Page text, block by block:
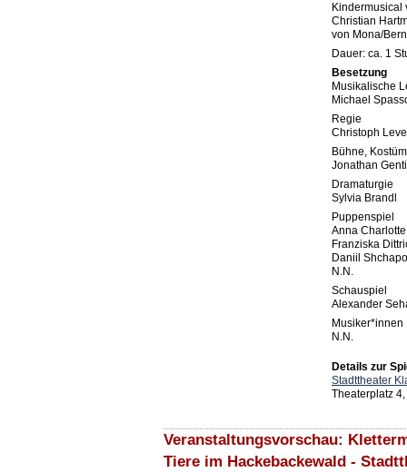
Kindermusical
Christian
von Mona/
Dauer: ca. 1
Besetzung
Musikalische
Michael
Regie
Christoph
Bühne,
Jonathan
Dramaturgie
Sylvia Brandl
Puppenspiel
Anna
Franziska
Daniil
N.N.
Schauspiel
Alexander
Musiker*innen
N.N.
Details zur
Stadttheater
Theaterplatz
Veranstaltungsvorschau:
Tiere im Hackebackewald -